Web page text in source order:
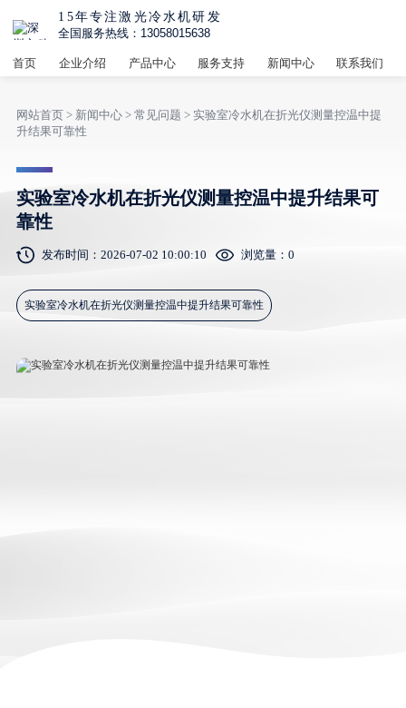
15年专注激光冷水机研发
全国服务热线：13058015638
首页 企业介绍 产品中心 服务支持 新闻中心 联系我们
网站首页> 新闻中心> 常见问题 > 实验室冷水机在折光仪测量控温中提
升结果可靠性
实验室冷水机在折光仪测量控温中提升结果可
靠性
发布时间：2026-07-02 10:00:10 浏览量： 0
实验室冷水机在折光仪测量控温中提升结果可靠性